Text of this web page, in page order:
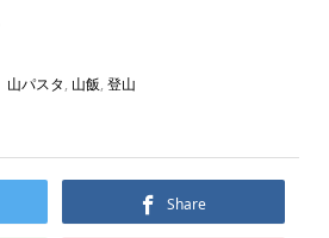
山パスタ, 山飯, 登山
Share